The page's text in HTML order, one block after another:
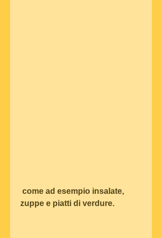
zuppe e piatti di verdure.